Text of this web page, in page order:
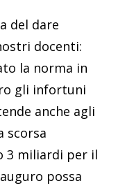
del dare
docenti:
la norma in
gli infortuni
anche agli
scorsa
3 miliardi per il
possa